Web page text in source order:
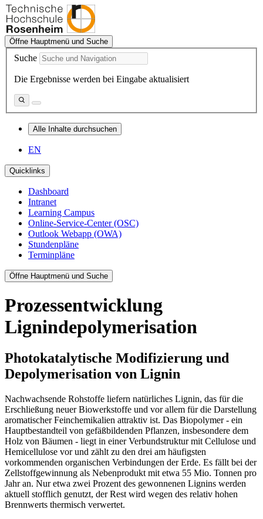
Öffne Hauptmenü und Suche
Suche
Die Ergebnisse werden bei Eingabe aktualisiert
Alle Inhalte durchsuchen
EN
Quicklinks
Dashboard
Intranet
Learning Campus
Online-Service-Center (OSC)
Outlook Webapp (OWA)
Stundenpläne
Terminpläne
Öffne Hauptmenü und Suche
Prozessentwicklung
Lignindepolymerisation
Photokatalytische Modifizierung und
Depolymerisation von Lignin
Nachwachsende Rohstoffe liefern natürliches Lignin, das für die
Erschließung neuer Biowerkstoffe und vor allem für die Darstellung
aromatischer Feinchemikalien attraktiv ist. Das Biopolymer - ein
Hauptbestandteil von gefäßbildenden Pflanzen, insbesondere dem
Holz von Bäumen - liegt in einer Verbundstruktur mit Cellulose und
Hemicellulose vor und zählt zu den drei am häufigsten
vorkommenden organischen Verbindungen der Erde. Es fällt bei der
Zellstoffgewinnung als Nebenprodukt mit etwa 55 Mio. Tonnen pro
Jahr an. Nur etwa zwei Prozent des gewonnenen Lignins werden
aktuell stofflich genutzt, der Rest wird wegen des relativ hohen
Brennwerts thermisch verwertet.